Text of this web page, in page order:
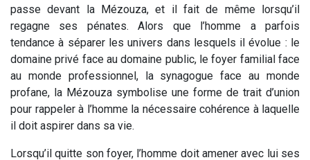
passe devant la Mézouza, et il fait de même lorsqu’il
regagne ses pénates. Alors que l’homme a parfois
tendance à séparer les univers dans lesquels il évolue : le
domaine privé face au domaine public, le foyer familial face
au monde professionnel, la synagogue face au monde
profane, la Mézouza symbolise une forme de trait d’union
pour rappeler à l’homme la nécessaire cohérence à laquelle
il doit aspirer dans sa vie.
Lorsqu’il quitte son foyer, l’homme doit amener avec lui ses